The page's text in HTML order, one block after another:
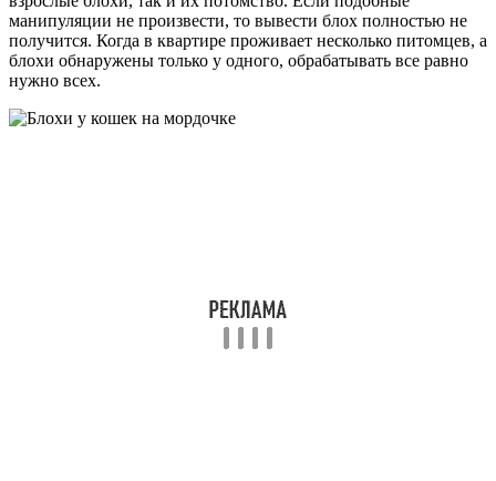
манипуляции не произвести, то вывести блох полностью не
получится. Когда в квартире проживает несколько питомцев, а
блохи обнаружены только у одного, обрабатывать все равно
нужно всех.